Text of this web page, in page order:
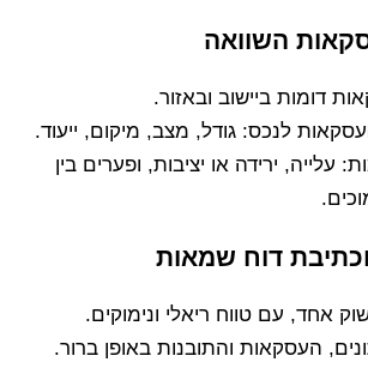
השוואה
דומות ביישוב ובאזור.
לנכס: גודל, מצב, מיקום, ייעוד.
עלייה, ירידה או יציבות, ופערים בין
וכתיבת דוח שמאות
שוק אחד, עם טווח ריאלי ונימוקים.
העסקאות והתובנות באופן ברור.